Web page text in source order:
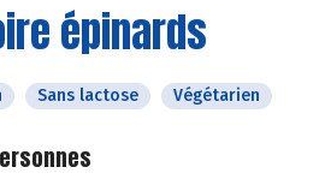
épinards
Sans lactose Végétarien